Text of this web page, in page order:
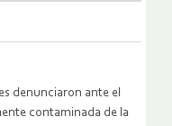
denunciaron ante el
contaminada de la